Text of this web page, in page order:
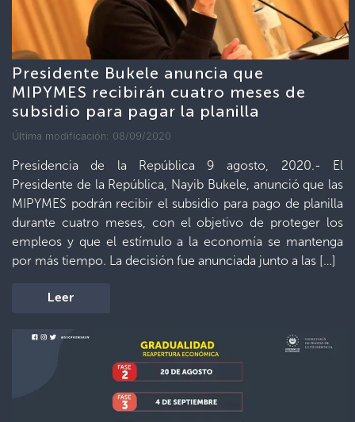
Presidente Bukele anuncia que
MIPYMES recibirán cuatro meses de
subsidio para pagar la planilla
Última modificación: 08/09/2020
Presidencia de la República 9 agosto, 2020.- El
Presidente de la República, Nayib Bukele, anunció que las
MIPYMES podrán recibir el subsidio para pago de planilla
durante cuatro meses, con el objetivo de proteger los
empleos y que el estímulo a la economía se mantenga
por más tiempo. La decisión fue anunciada junto a las […]
Leer